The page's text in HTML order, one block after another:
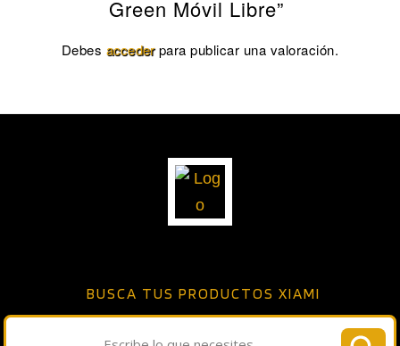
Green Móvil Libre”
Debes accederpara publicar una valoración.
BUSCA TUS PRODUCTOS XIAMI